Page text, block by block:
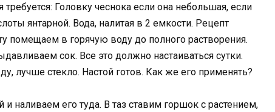
Головку чеснока если она небольшая, если
янтарной. Вода, налитая в 2 емкости. Рецепт
помещаем в горячую воду до полного растворения.
сок. Все это должно настаиваться сутки.
лучше стекло. Настой готов. Как же его применять?
наливаем его туда. В таз ставим горшок с растением,